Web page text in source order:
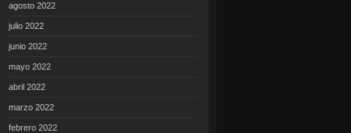
agosto 2022
julio 2022
junio 2022
mayo 2022
abril 2022
marzo 2022
febrero 2022